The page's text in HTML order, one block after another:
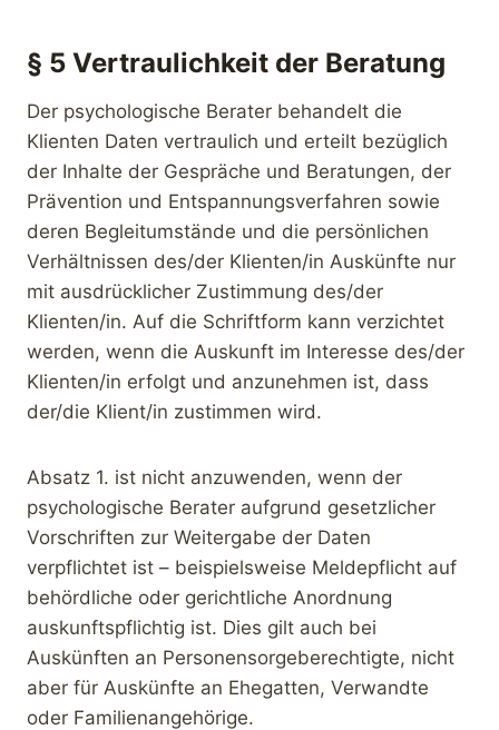
§ 5 Vertraulichkeit der Beratung
Der psychologische Berater behandelt die
Klienten Daten vertraulich und erteilt bezüglich
der Inhalte der Gespräche und Beratungen, der
Prävention und Entspannungsverfahren sowie
deren Begleitumstände und die persönlichen
Verhältnissen des/der Klienten/in Auskünfte nur
mit ausdrücklicher Zustimmung des/der
Klienten/in. Auf die Schriftform kann verzichtet
werden, wenn die Auskunft im Interesse des/der
Klienten/in erfolgt und anzunehmen ist, dass
der/die Klient/in zustimmen wird.
Absatz 1. ist nicht anzuwenden, wenn der
psychologische Berater aufgrund gesetzlicher
Vorschriften zur Weitergabe der Daten
verpflichtet ist – beispielsweise Meldepflicht auf
behördliche oder gerichtliche Anordnung
auskunftspflichtig ist. Dies gilt auch bei
Auskünften an Personensorgeberechtigte, nicht
aber für Auskünfte an Ehegatten, Verwandte
oder Familienangehörige.